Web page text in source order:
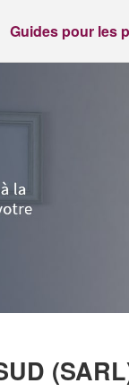
Guides pour les